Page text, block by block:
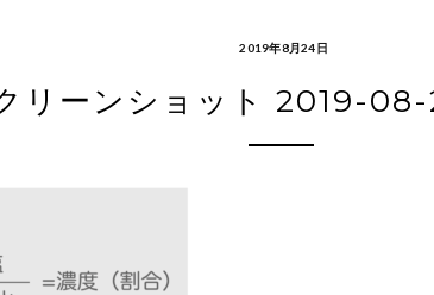
2019年8月24日
リーンショット 2019-08-